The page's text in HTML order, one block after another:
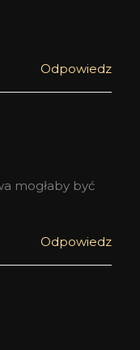
Odpowiedz
mogłaby być
Odpowiedz